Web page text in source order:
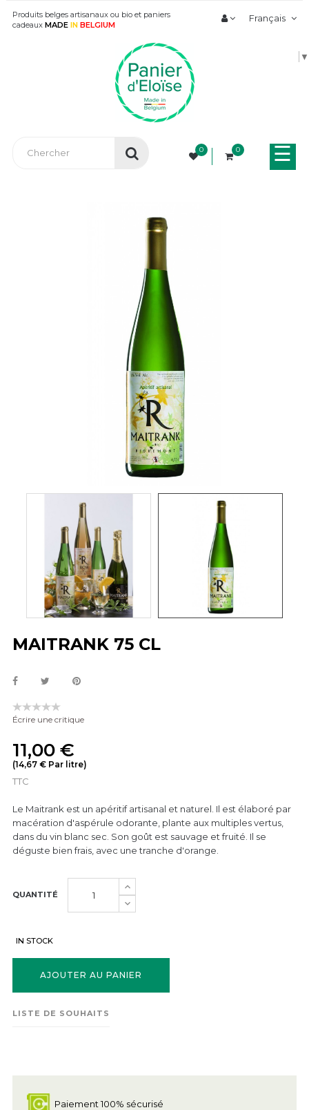
Produits belges artisanaux ou bio et paniers
cadeaux MADE IN BELGIUM
Français
▼
0 0
la
☰
MAITRANK 75 CL
Écrire une critique
11,00 €
(14,67 € Par litre)
TTC
Le Maitrank est un apéritif artisanal et naturel. Il est élaboré par
macération d'aspérule odorante, plante aux multiples vertus,
dans du vin blanc sec. Son goût est sauvage et fruité. Il se
déguste bien frais, avec une tranche d'orange.
QUANTITÉ
IN STOCK
AJOUTER AU PANIER
LISTE DE SOUHAITS
Paiement 100% sécurisé